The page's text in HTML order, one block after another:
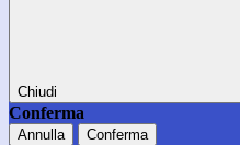
Chiudi
Conferma
Annulla Conferma